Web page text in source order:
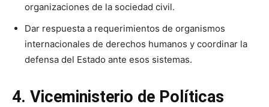
organizaciones de la sociedad civil.
Dar respuesta a requerimientos de organismos
internacionales de derechos humanos y coordinar la
defensa del Estado ante esos sistemas.
4. Viceministerio de Políticas